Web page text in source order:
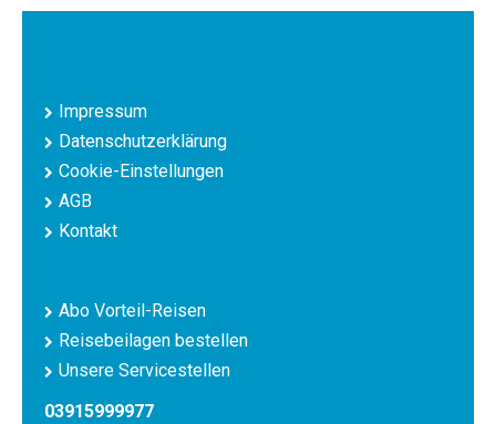
Impressum
Datenschutzerklärung
Cookie-Einstellungen
AGB
Kontakt
Abo Vorteil-Reisen
Reisebeilagen bestellen
Unsere Servicestellen
03915999977